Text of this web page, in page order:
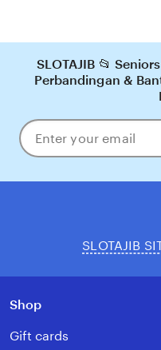
SLOTAJIB 📂
Perbandingan &
Enter
your
SLOTAJIB
Shop
Gift cards